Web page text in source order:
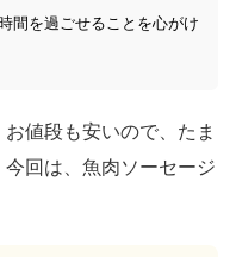
間を過ごせることを心がけ
値段も安いので、たま
回は、魚肉ソーセージ